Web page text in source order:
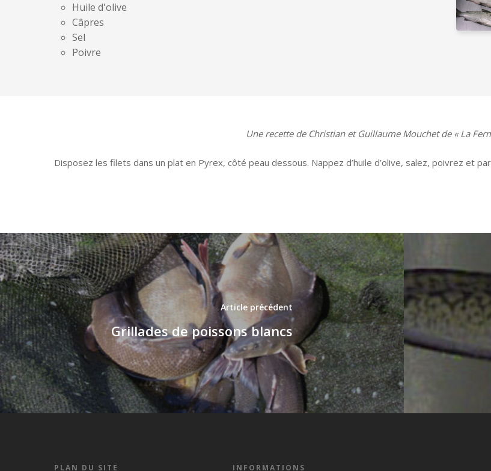
Huile d'olive
Câpres
Sel
Poivre
Une recette de Christian et Guillaume Mouchet de « La
Disposez les filets dans un plat en Pyrex, côté peau dessous. Nappez d’huile d’olive, salez, poivrez et
Article précédent
Grillades de poissons blancs
PLAN DU SITE INFORMATIONS